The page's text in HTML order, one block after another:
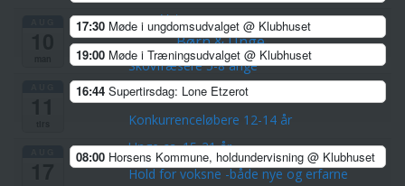
Veteranerne
Børn & Unge
Skovfræsere 5-8 årige
Stifindere 9-11 år
Konkurrenceløbere 12-14 år
Unge ca. 15-21 år
Hold for voksne -både nye og erfarne
17:30 Møde i ungdomsudvalget @ Klubhuset
19:00 Møde i Træningsudvalget @ Klubhuset
16:44 Supertirsdag: Lone Etzerot
08:00 Horsens Kommune, holdundervisning @ Klubhuset